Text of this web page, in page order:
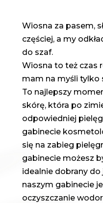
Wiosna za pasem,
częściej, a my
do szaf.
Wiosna to też czas
mam na myśli tylko
To najlepszy
skórę, która po
odpowiedniej
gabinecie
się na zabieg
gabinecie możesz
idealnie dobrany
naszym gabinecie
oczyszczanie